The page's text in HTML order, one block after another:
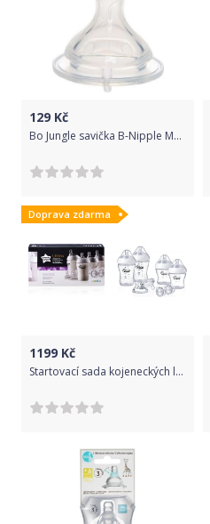
129 Kč
Bo Jungle savička B-Nipple MEDIUM
Doprava zdarma
1199 Kč
Startovací sada kojeneckých lahviček Tommee Tippee Ultra